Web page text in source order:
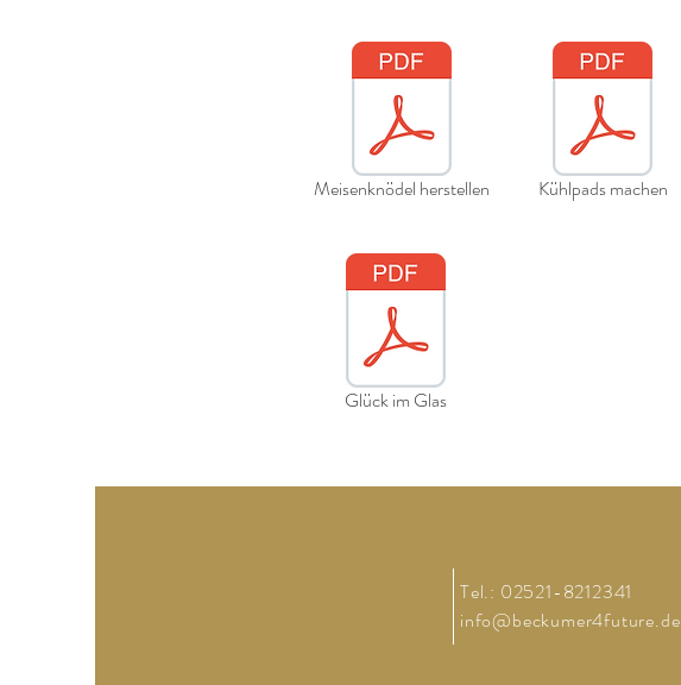
Meisenknödel herstellen Kühlpads machen
Glück im Glas
Tel.: 02521-8212341
info@beckumer4future.de